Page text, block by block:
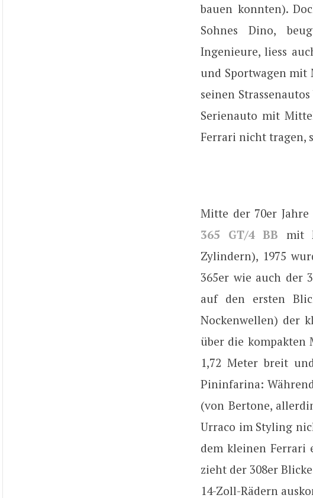
bauen konnten).
Sohnes Dino,
Ingenieure, liess
und Sportwagen mit
seinen
Serienauto mit
Ferrari nicht tragen,
Mitte der 70er
365 GT/4 BB mit
Zylindern), 1975
365er wie auch der
auf den ersten
Nockenwellen) der
über die kompakten
1,72 Meter breit
Pininfarina:
(von Bertone,
Urraco im Styling
dem kleinen Ferrari
zieht der 308er
14-Zoll-Rädern